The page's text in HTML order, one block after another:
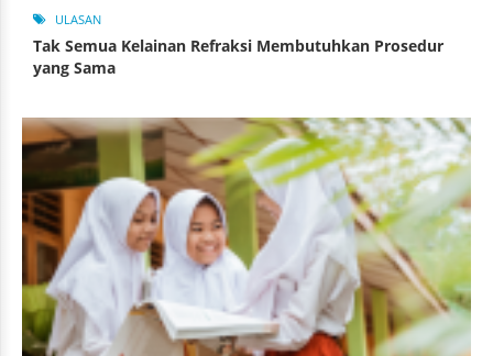
ULASAN
Tak Semua Kelainan Refraksi Membutuhkan Prosedur
yang Sama